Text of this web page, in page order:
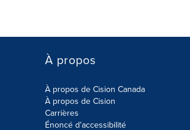
À propos
À propos de Cision Canada
À propos de Cision
Carrières
Énoncé d'accessibilité